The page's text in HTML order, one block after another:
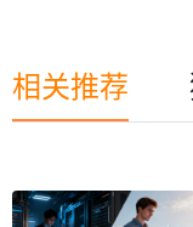
相关推荐